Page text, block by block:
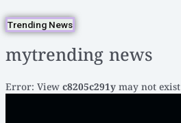
Trending News
mytrending news
Error: View c8205c291y may not exist